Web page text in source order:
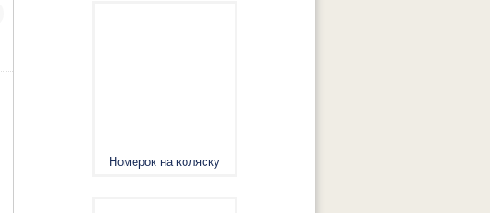
Номерок на коляску